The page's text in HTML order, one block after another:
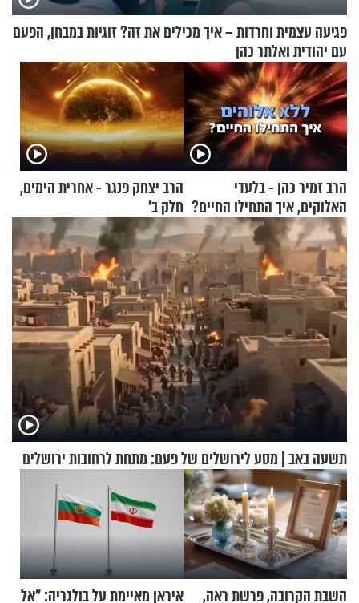
פגיעה עצמית וחרדות – איך מכילים את זה? זוגיות במבחן, הפעם
עם יהודית ואלתר כהן
הרב זמיר כהן - בלעדי
האלוקים, איך התחילו החיים?
הרב יצחק פנגר - אחרית הימים,
חלק ב’
תשעה באב | מסע לירושלים של פעם: מתחת לרחובות ירושלים
השבת הקרובה, פרשת ראה, איראן מאיימת על בולגריה: "אל